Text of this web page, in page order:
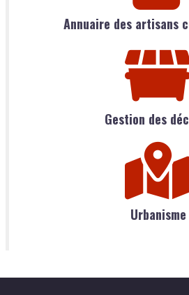
Annuaire des artisans
Gestion des
Urbanisme